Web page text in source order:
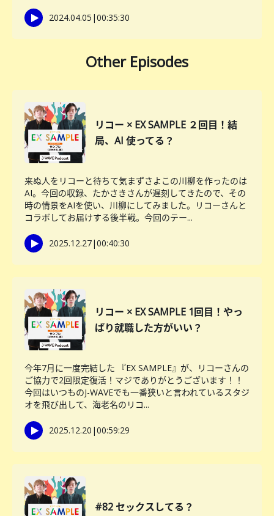
2024.04.05 |00:35:30
Other Episodes
リコー × EX SAMPLE ２回目！結
局、AI 使ってる？
来ぬ人をリコーと待ちて気まずさよこの川柳を作ったのは
AI。今回の収録、たかさきさんが遅刻してきたので、その
時の情景をAIを使い、川柳にしてみました。リコーさんと
コラボしてお届けする後半戦。今回のテー...
2025.12.27|00:40:30
リコー × EX SAMPLE 1回目！やっ
ぱり就職した方がいい？
今年7月に一度完結した 『EX SAMPLE』が、リコーさんの
ご協力で2回限定復活！マジでありがとうございます！！
今回はいつものJ-WAVEでも一番狭いと言われているスタジ
オを飛び出して、海老名のリコ...
2025.12.20 |00:59:29
#82 セックスしてる？